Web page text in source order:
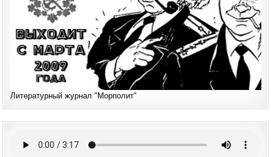
Литературный журнал "Морполит"